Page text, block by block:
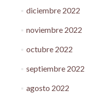
diciembre 2022
noviembre 2022
octubre 2022
septiembre 2022
agosto 2022